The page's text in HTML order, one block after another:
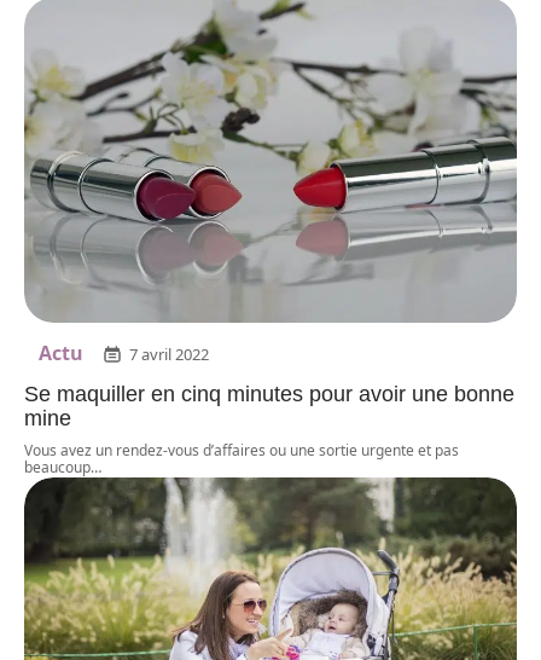
Actu 7 avril 2022
Se maquiller en cinq minutes pour avoir une bonne
mine
Vous avez un rendez-vous d’affaires ou une sortie urgente et pas
beaucoup…